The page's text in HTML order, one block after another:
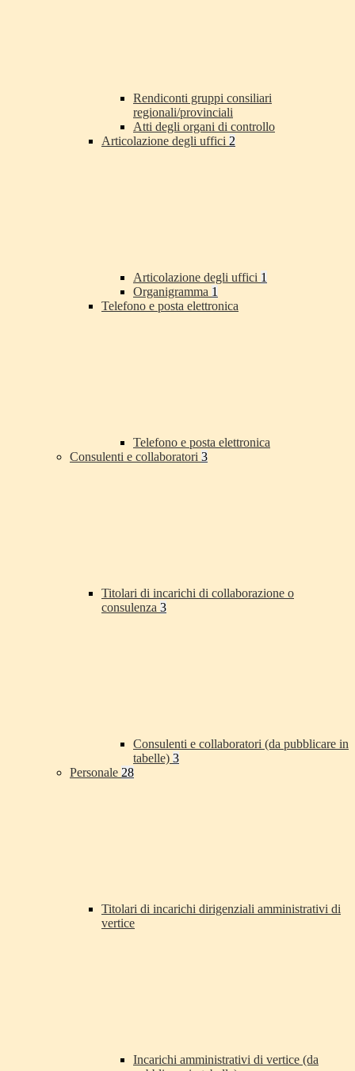
Rendiconti gruppi consiliari
regionali/provinciali
Atti degli organi di controllo
Articolazione degli uffici 2
Articolazione degli uffici 1
Organigramma 1
Telefono e posta elettronica
Telefono e posta elettronica
Consulenti e collaboratori 3
Titolari di incarichi di collaborazione o
consulenza 3
Consulenti e collaboratori (da pubblicare in
tabelle) 3
Personale 28
Titolari di incarichi dirigenziali amministrativi di
vertice
Incarichi amministrativi di vertice (da